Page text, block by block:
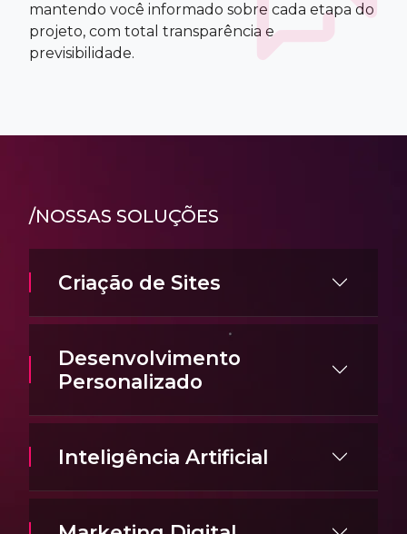
mantendo você informado sobre cada etapa do
projeto, com total transparência e
previsibilidade.
/NOSSAS SOLUÇÕES
Criação de Sites
Desenvolvimento
Personalizado
Inteligência Artificial